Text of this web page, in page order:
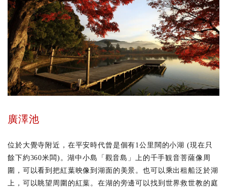
廣澤池
位於大覺寺附近，在平安時代曾是個有1公里闊的小湖 (現在只
餘下約360米闆)。湖中小島「觀音島」上的千手観音菩薩像周
圍，可以看到把紅葉映像到湖面的美景。也可以乘出租船泛於湖
上，可以眺望周圍的紅葉。在湖的旁邊可以找到世界救世教的庭